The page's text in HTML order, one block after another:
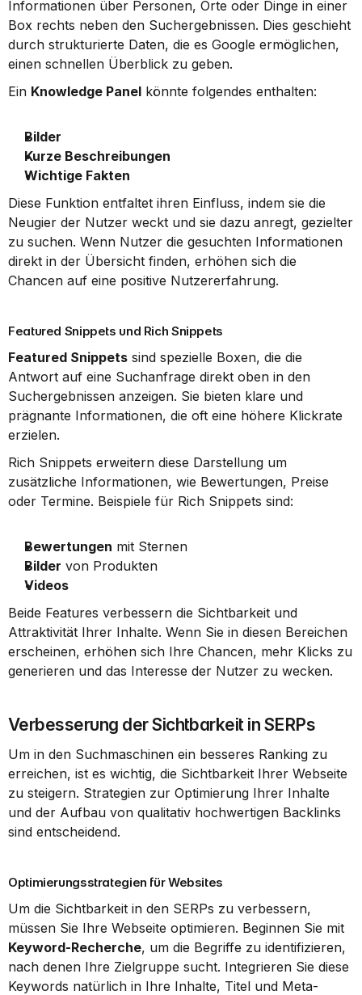
Informationen über Personen, Orte oder Dinge in einer
Box rechts neben den Suchergebnissen. Dies geschieht
durch strukturierte Daten, die es Google ermöglichen,
einen schnellen Überblick zu geben.
Ein Knowledge Panel könnte folgendes enthalten:
Bilder
Kurze Beschreibungen
Wichtige Fakten
Diese Funktion entfaltet ihren Einfluss, indem sie die
Neugier der Nutzer weckt und sie dazu anregt, gezielter
zu suchen. Wenn Nutzer die gesuchten Informationen
direkt in der Übersicht finden, erhöhen sich die
Chancen auf eine positive Nutzererfahrung.
Featured Snippets und Rich Snippets
Featured Snippets sind spezielle Boxen, die die
Antwort auf eine Suchanfrage direkt oben in den
Suchergebnissen anzeigen. Sie bieten klare und
prägnante Informationen, die oft eine höhere Klickrate
erzielen.
Rich Snippets erweitern diese Darstellung um
zusätzliche Informationen, wie Bewertungen, Preise
oder Termine. Beispiele für Rich Snippets sind:
Bewertungen mit Sternen
Bilder von Produkten
Videos
Beide Features verbessern die Sichtbarkeit und
Attraktivität Ihrer Inhalte. Wenn Sie in diesen Bereichen
erscheinen, erhöhen sich Ihre Chancen, mehr Klicks zu
generieren und das Interesse der Nutzer zu wecken.
Verbesserung der Sichtbarkeit in SERPs
Um in den Suchmaschinen ein besseres Ranking zu
erreichen, ist es wichtig, die Sichtbarkeit Ihrer Webseite
zu steigern. Strategien zur Optimierung Ihrer Inhalte
und der Aufbau von qualitativ hochwertigen Backlinks
sind entscheidend.
Optimierungsstrategien für Websites
Um die Sichtbarkeit in den SERPs zu verbessern,
Keyword-Recherche, um die Begriffe zu identifizieren,
nach denen Ihre Zielgruppe sucht. Integrieren Sie diese
Keywords natürlich in Ihre Inhalte, Titel und Meta-